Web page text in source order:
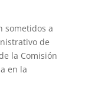
sometidos a
de
la Comisión
en la